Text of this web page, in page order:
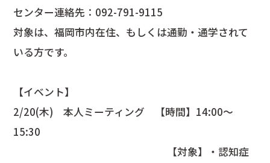
センター連絡先：092-791-9115
対象は、福岡市内在住、もしくは通勤・通学されて
いる方です。
【イベント】
2/20(木) 本人ミーティング 【時間】14:00～
15:30
【対象】・認知症